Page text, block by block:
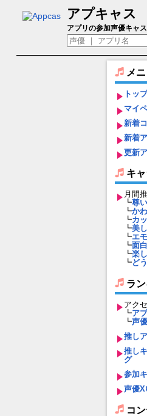
アプキャス
イワナガヒメ（
アプリの参加声優キャ
メ
トッ
マイ
新着
新着
更新
キ
月間
┗尊い
┗か
┗カ
┗美
┗エ
┗面
┗楽
┗ど
ラ
アク
┗ア
┗声優
推し
推し
グ
参加
声優
コ